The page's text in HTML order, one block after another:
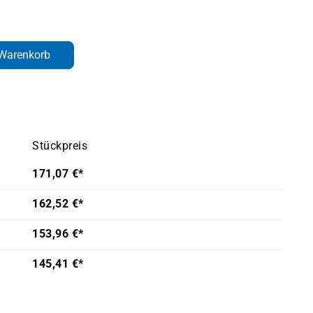
gewünschten Wert ein oder
Stückpreis
171,07 €*
162,52 €*
153,96 €*
145,41 €*